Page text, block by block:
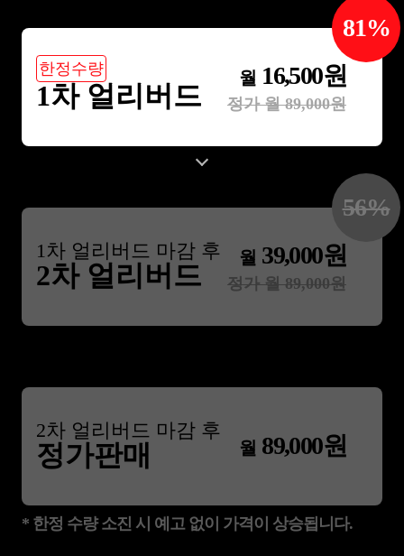
한정수량
1차 얼리버드
월 16,500원
정가 월89,000원
81%
1 차 얼리버드 마감 후
2차 얼리버드
월 39,000원
정가 월89,000원
56%
2차 얼리버드 마감 후
정가판매 월 89,000원
* 한정 수량 소진 시 예고 없이 가격이 상승됩니다.